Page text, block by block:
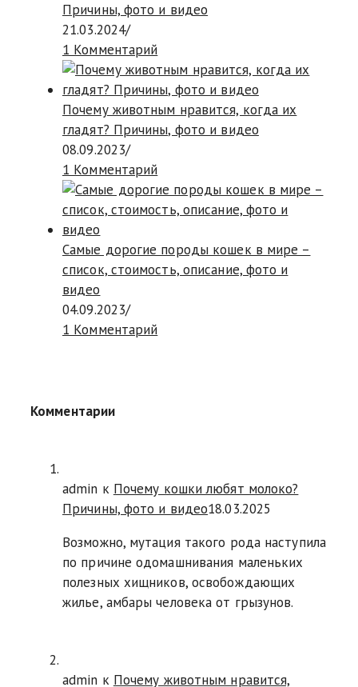
Причины, фото и видео
21.03.2024/
1 Комментарий
Почему животным нравится, когда их
гладят? Причины, фото и видео
08.09.2023/
1 Комментарий
Самые дорогие породы кошек в мире –
список, стоимость, описание, фото и
видео
04.09.2023/
1 Комментарий
Комментарии
admin к Почему кошки любят молоко?
Причины, фото и видео18.03.2025
Возможно, мутация такого рода наступила
по причине одомашнивания маленьких
полезных хищников, освобождающих
жилье, амбары человека от грызунов.
admin к Почему животным нравится,